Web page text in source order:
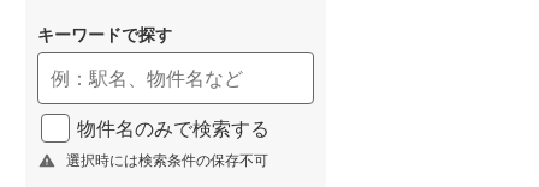
キーワードで探す
物件名のみで検索する
選択時には検索条件の保存不可